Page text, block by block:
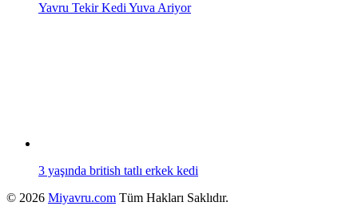
Yavru Tekir Kedi Yuva Ariyor
3 yaşında british tatlı erkek kedi
© 2026 Miyavru.com Tüm Hakları Saklıdır.